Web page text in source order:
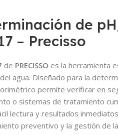
de
– Precisso
de PRECISSO es la herramienta
agua. Diseñado para la
permite verificar en
o sistemas de tratamiento
lectura y resultados
preventivo y la gestión de